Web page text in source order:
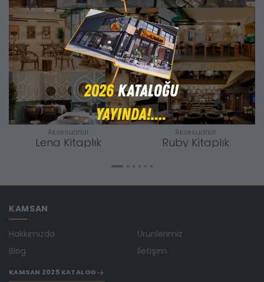
Aksesuarlar
Lena Kitaplık
Aksesuarlar
Ruby Kitaplık
KAMSAN
Hakkımızda Ürünlerimiz
Blog İletişim
KAMSAN 2025 KATALOG